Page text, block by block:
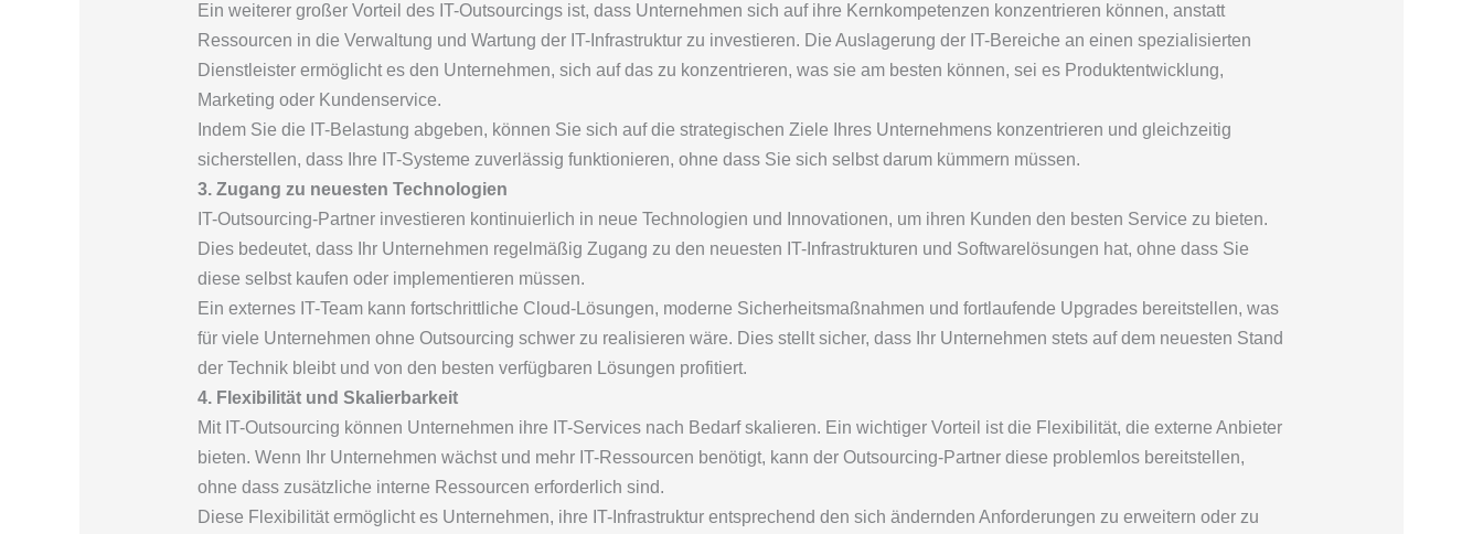
Ein weiterer großer Vorteil des IT-Outsourcings ist, dass Unternehmen sich auf ihre Kernkompetenzen konzentrieren können, anstatt
Ressourcen in die Verwaltung und Wartung der IT-Infrastruktur zu investieren. Die Auslagerung der IT-Bereiche an einen spezialisierten
Dienstleister ermöglicht es den Unternehmen, sich auf das zu konzentrieren, was sie am besten können, sei es Produktentwicklung,
Marketing oder Kundenservice.
Indem Sie die IT-Belastung abgeben, können Sie sich auf die strategischen Ziele Ihres Unternehmens konzentrieren und gleichzeitig
sicherstellen, dass Ihre IT-Systeme zuverlässig funktionieren, ohne dass Sie sich selbst darum kümmern müssen.
3. Zugang zu neuesten Technologien
IT-Outsourcing-Partner investieren kontinuierlich in neue Technologien und Innovationen, um ihren Kunden den besten Service zu bieten.
Dies bedeutet, dass Ihr Unternehmen regelmäßig Zugang zu den neuesten IT-Infrastrukturen und Softwarelösungen hat, ohne dass Sie
diese selbst kaufen oder implementieren müssen.
Ein externes IT-Team kann fortschrittliche Cloud-Lösungen, moderne Sicherheitsmaßnahmen und fortlaufende Upgrades bereitstellen, was
für viele Unternehmen ohne Outsourcing schwer zu realisieren wäre. Dies stellt sicher, dass Ihr Unternehmen stets auf dem neuesten Stand
der Technik bleibt und von den besten verfügbaren Lösungen profitiert.
4. Flexibilität und Skalierbarkeit
Mit IT-Outsourcing können Unternehmen ihre IT-Services nach Bedarf skalieren. Ein wichtiger Vorteil ist die Flexibilität, die externe Anbieter
bieten. Wenn Ihr Unternehmen wächst und mehr IT-Ressourcen benötigt, kann der Outsourcing-Partner diese problemlos bereitstellen,
ohne dass zusätzliche interne Ressourcen erforderlich sind.
Diese Flexibilität ermöglicht es Unternehmen, ihre IT-Infrastruktur entsprechend den sich ändernden Anforderungen zu erweitern oder zu